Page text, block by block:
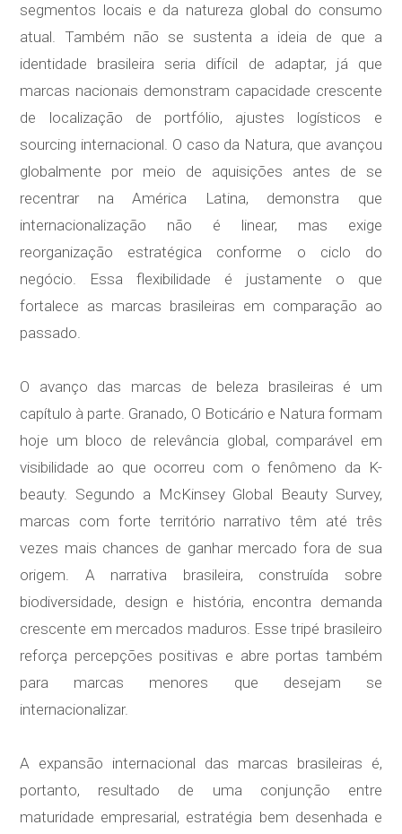
segmentos locais e da natureza global do consumo
atual. Também não se sustenta a ideia de que a
identidade brasileira seria difícil de adaptar, já que
marcas nacionais demonstram capacidade crescente
de localização de portfólio, ajustes logísticos e
sourcing internacional. O caso da Natura, que avançou
globalmente por meio de aquisições antes de se
recentrar na América Latina, demonstra que
internacionalização não é linear, mas exige
reorganização estratégica conforme o ciclo do
negócio. Essa flexibilidade é justamente o que
fortalece as marcas brasileiras em comparação ao
passado.
O avanço das marcas de beleza brasileiras é um
capítulo à parte. Granado, O Boticário e Natura formam
hoje um bloco de relevância global, comparável em
visibilidade ao que ocorreu com o fenômeno da K-
beauty. Segundo a McKinsey Global Beauty Survey,
marcas com forte território narrativo têm até três
vezes mais chances de ganhar mercado fora de sua
origem. A narrativa brasileira, construída sobre
biodiversidade, design e história, encontra demanda
crescente em mercados maduros. Esse tripé brasileiro
reforça percepções positivas e abre portas também
para marcas menores que desejam se
internacionalizar.
A expansão internacional das marcas brasileiras é,
portanto, resultado de uma conjunção entre
maturidade empresarial, estratégia bem desenhada e